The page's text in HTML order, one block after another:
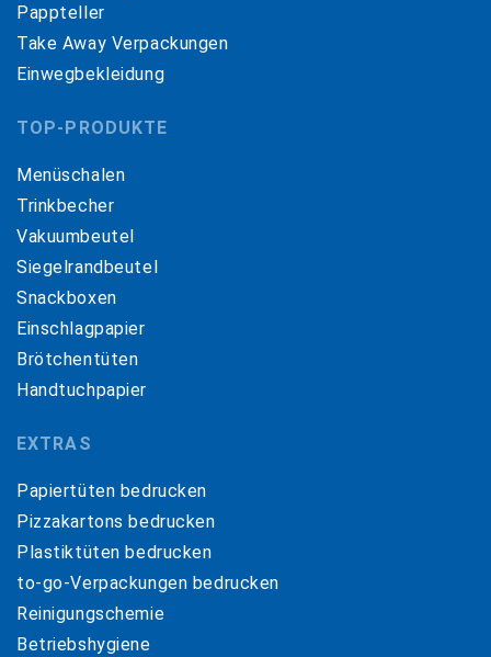
Pappteller
Take Away Verpackungen
Einwegbekleidung
TOP-PRODUKTE
Menüschalen
Trinkbecher
Vakuumbeutel
Siegelrandbeutel
Snackboxen
Einschlagpapier
Brötchentüten
Handtuchpapier
EXTRAS
Papiertüten bedrucken
Pizzakartons bedrucken
Plastiktüten bedrucken
to-go-Verpackungen bedrucken
Reinigungschemie
Betriebshygiene